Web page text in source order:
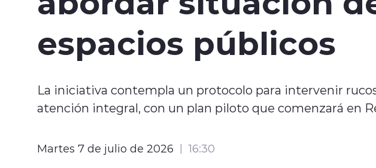
espacios públicos
La iniciativa contempla un protocolo para intervenir
atención integral, con un plan piloto que comenzará en
Martes 7 de julio de 2026 16:30